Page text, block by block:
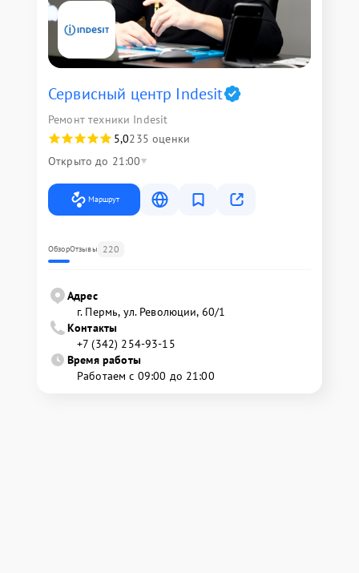
Сервисный центр Indesit
Ремонт техники Indesit
5,0235 оценки
Открыто до 21:00
Маршрут
ОбзорОтзывы 220
Адрес
г. Пермь, ул. ​Революции, 60/1
Контакты
+7 (342) 254-93-15
Время работы
Работаем с 09:00 до 21:00